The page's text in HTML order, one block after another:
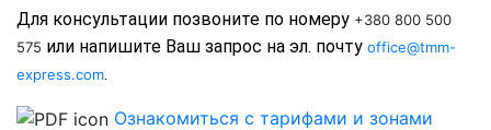
Для консультации позвоните по номеру +380 800 500
575 или напишите Ваш запрос на эл. почту office@tmm-
express.com.
Ознакомиться с тарифами и зонами